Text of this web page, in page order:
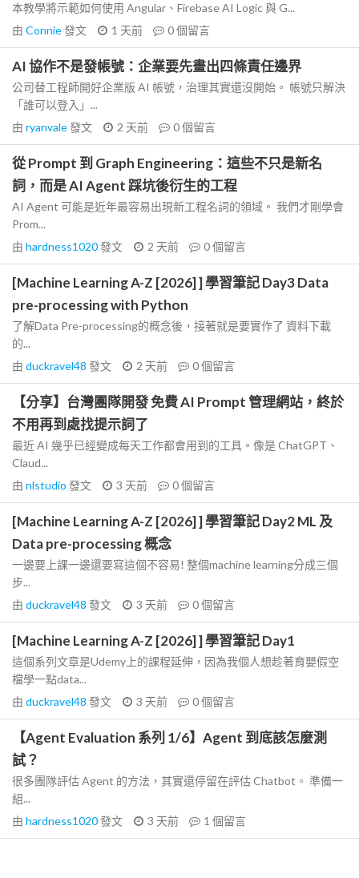
本教學將示範如何使用 Angular、Firebase AI Logic 與 G...
由 Connie發文 1 天前 0個留言
AI 協作不是發帳號：企業要先畫出四條責任邊界
公司替工程師開好企業版 AI 帳號，治理其實還沒開始。 帳號只解決
「誰可以登入」...
由 ryanvale發文 2 天前 0個留言
從 Prompt 到 Graph Engineering：這些不只是新名
詞，而是 AI Agent 踩坑後衍生的工程
AI Agent 可能是近年最容易出現新工程名詞的領域。 我們才剛學會
Prom...
由 hardness1020發文 2 天前 0個留言
[Machine Learning A-Z [2026] ] 學習筆記 Day3 Data
pre-processing with Python
了解Data Pre-processing的概念後，接著就是要實作了 資料下載
的...
由 duckravel48 發文 2 天前 0個留言
【分享】台灣團隊開發 免費 AI Prompt 管理網站，終於
不用再到處找提示詞了
最近 AI 幾乎已經變成每天工作都會用到的工具。像是 ChatGPT、
Claud...
由 nlstudio 發文 3 天前 0個留言
[Machine Learning A-Z [2026] ] 學習筆記 Day2 ML 及
Data pre-processing 概念
一邊要上課一邊還要寫這個不容易! 整個machine learning分成三個
步...
由 duckravel48 發文 3 天前 0個留言
[Machine Learning A-Z [2026] ] 學習筆記 Day1
這個系列文章是Udemy上的課程延伸，因為我個人想趁著育嬰假空
檔學一點data...
由 duckravel48 發文 3 天前 0個留言
【Agent Evaluation 系列 1/6】Agent 到底該怎麼測
試？
很多團隊評估 Agent 的方法，其實還停留在評估 Chatbot。 準備一
組...
由 hardness1020發文 3 天前 1 個留言